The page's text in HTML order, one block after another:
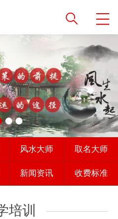
风水大师 取名大师
新闻资讯 收费标准
培训